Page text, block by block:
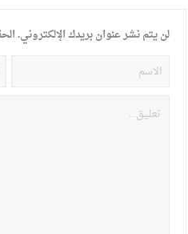
لن يتم نشر عنوان بريدك الإلكتروني.